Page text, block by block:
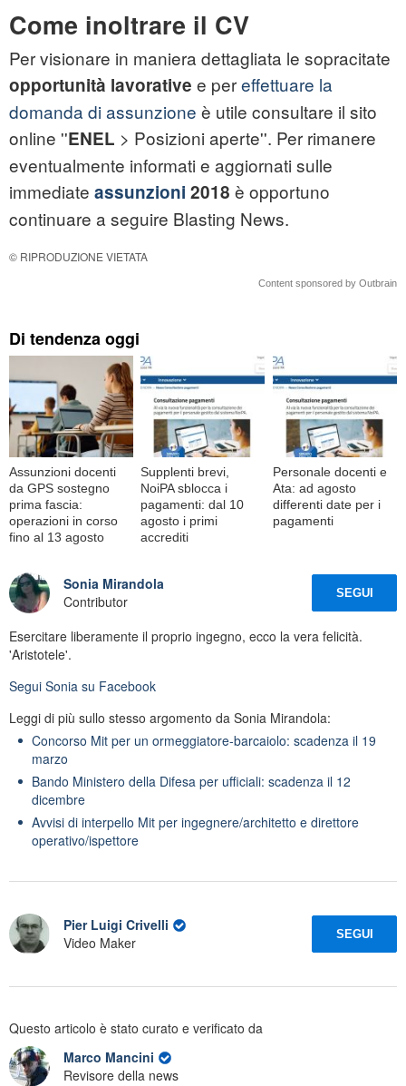
Come inoltrare il CV
Per visionare in maniera dettagliata le sopracitate
opportunità lavorative e pereffettuare la
domanda di assunzione è utile consultare il sito
online ''ENEL > Posizioni aperte''. Per rimanere
eventualmente informati e aggiornati sulle
immediate assunzioni 2018 è opportuno
continuare a seguire Blasting News.
© RIPRODUZIONE VIETATA
Content sponsored by Outbrain
Di tendenza oggi
Assunzioni docenti
da GPS sostegno
prima fascia:
operazioni in corso
fino al 13 agosto
Supplenti brevi,
NoiPA sblocca i
pagamenti: dal 10
agosto i primi
accrediti
Personale docenti e
Ata: ad agosto
differenti date per i
pagamenti
Sonia Mirandola
Contributor
SEGUI
Esercitare liberamente il proprio ingegno, ecco la vera felicità.
'Aristotele'.
Segui Sonia su Facebook
Leggi di più sullo stesso argomento da Sonia Mirandola:
Concorso Mit per un ormeggiatore-barcaiolo: scadenza il 19
marzo
Bando Ministero della Difesa per ufficiali: scadenza il 12
dicembre
Avvisi di interpello Mit per ingegnere/architetto e direttore
operativo/ispettore
Pier Luigi Crivelli
Video Maker
SEGUI
Questo articolo è stato curato e verificato da
Marco Mancini
Revisore della news